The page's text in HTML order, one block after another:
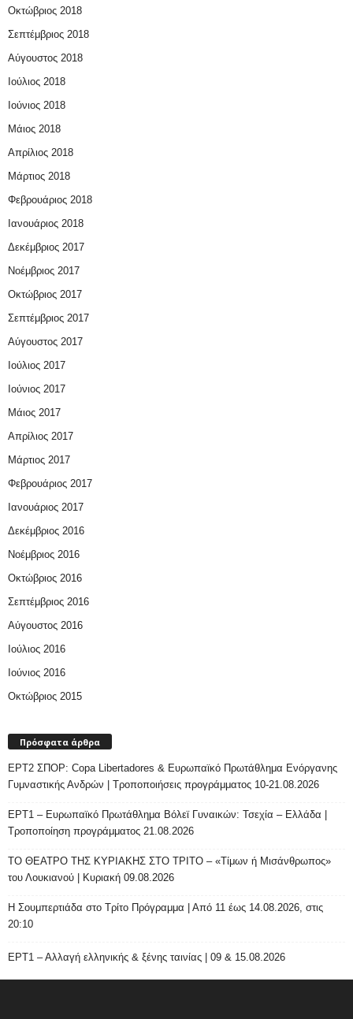
Οκτώβριος 2018
Σεπτέμβριος 2018
Αύγουστος 2018
Ιούλιος 2018
Ιούνιος 2018
Μάιος 2018
Απρίλιος 2018
Μάρτιος 2018
Φεβρουάριος 2018
Ιανουάριος 2018
Δεκέμβριος 2017
Νοέμβριος 2017
Οκτώβριος 2017
Σεπτέμβριος 2017
Αύγουστος 2017
Ιούλιος 2017
Ιούνιος 2017
Μάιος 2017
Απρίλιος 2017
Μάρτιος 2017
Φεβρουάριος 2017
Ιανουάριος 2017
Δεκέμβριος 2016
Νοέμβριος 2016
Οκτώβριος 2016
Σεπτέμβριος 2016
Αύγουστος 2016
Ιούλιος 2016
Ιούνιος 2016
Οκτώβριος 2015
Πρόσφατα άρθρα
ΕΡΤ2 ΣΠΟΡ: Copa Libertadores & Ευρωπαϊκό Πρωτάθλημα Ενόργανης
Γυμναστικής Ανδρών | Τροποποιήσεις προγράμματος 10-21.08.2026
ΕΡΤ1 – Ευρωπαϊκό Πρωτάθλημα Βόλεϊ Γυναικών: Τσεχία – Ελλάδα |
Τροποποίηση προγράμματος 21.08.2026
ΤΟ ΘΕΑΤΡΟ ΤΗΣ ΚΥΡΙΑΚΗΣ ΣΤΟ ΤΡΙΤΟ – «Τίμων ή Μισάνθρωπος»
του Λουκιανού | Κυριακή 09.08.2026
H Σουμπερτιάδα στο Τρίτο Πρόγραμμα | Από 11 έως 14.08.2026, στις
20:10
ΕΡΤ1 – Αλλαγή ελληνικής & ξένης ταινίας | 09 & 15.08.2026